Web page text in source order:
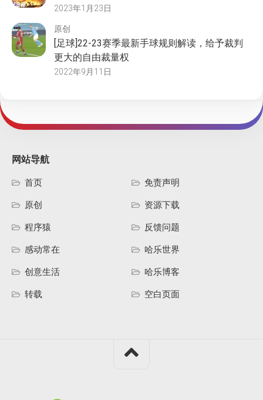
2023年1月23日
原创
[足球]22-23赛季最新手球规则解读，给予裁判
更大的自由裁量权
2022年9月11日
网站导航
首页
原创
程序猿
感动常在
创意生活
转载
免责声明
资源下载
反馈问题
哈乐世界
哈乐博客
空白页面